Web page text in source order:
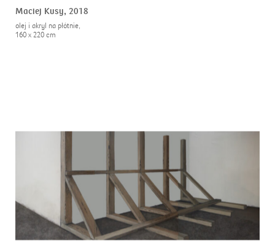
Maciej Kusy, 2018
olej i akryl na płótnie,
160 x 220 cm